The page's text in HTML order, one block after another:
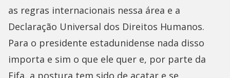
as regras internacionais nessa área e a
Declaração Universal dos Direitos Humanos.
Para o presidente estadunidense nada disso
importa e sim o que ele quer e, por parte da
Fifa, a postura tem sido de acatar e se